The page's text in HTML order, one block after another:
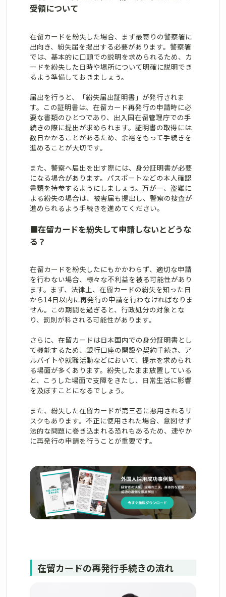
受領について
在留カードを紛失した場合、まず最寄りの警察署に
出向き、紛失届を提出する必要があります。警察署
では、基本的に口頭での説明を求められるため、カ
ードを紛失した日時や場所について明確に説明でき
るよう準備しておきましょう。
届出を行うと、「紛失届出証明書」が発行されま
す。この証明書は、在留カード再発行の申請時に必
要な書類のひとつであり、出入国在留管理庁での手
続きの際に提出が求められます。証明書の取得には
数日かかることがあるため、余裕をもって手続きを
進めることが大切です。
また、警察へ届出を出す際には、身分証明書が必要
になる場合があります。パスポートなどの本人確認
書類を持参するようにしましょう。万が一、盗難に
よる紛失の場合は、被害届も提出し、警察の捜査が
進められるよう手続きを進めてください。
■在留カードを紛失して申請しないとどうな
る？
在留カードを紛失したにもかかわらず、適切な申請
を行わない場合、様々な不利益を被る可能性があり
ます。まず、法律上、在留カードの紛失を知った日
から14日以内に再発行の申請を行わなければなりま
せん。この期間を過ぎると、行政処分の対象とな
り、罰則が科される可能性があります。
さらに、在留カードは日本国内での身分証明書とし
て機能するため、銀行口座の開設や契約手続き、ア
ルバイトや就職活動などにおいて、提示を求められ
る場面が多くあります。紛失したまま放置している
と、こうした場面で支障をきたし、日常生活に影響
を及ぼすことになるでしょう。
また、紛失した在留カードが第三者に悪用されるリ
スクもあります。不正に使用された場合、意図せず
法的な問題に巻き込まれる恐れもあるため、速やか
に再発行の申請を行うことが重要です。
在留カードの再発行手続きの流れ